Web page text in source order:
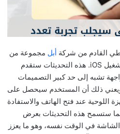
القادم من شركة أبل مجموعة من
التحديثات المهمة في نظام التشغيل iOS. هذه التحديثات ستقدم
تشبه إلى حد كبير التصميمات
ويعني ذلك أن المستخدم سيحصل على
اللوحية عند فتح الهاتف والاستفادة
ستسمح هذه التحديثات بعرض
في الوقت نفسه، وهو ما يعزز